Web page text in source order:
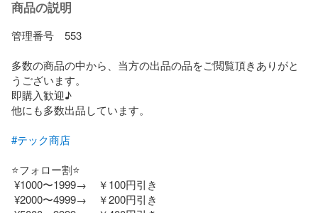
商品の説明
管理番号　553
多数の商品の中から、当方の出品の品をご閲覧頂きありがと
うございます。
即購入歓迎♪
他にも多数出品しています。
#テック商店
⭐️フォロー割⭐️